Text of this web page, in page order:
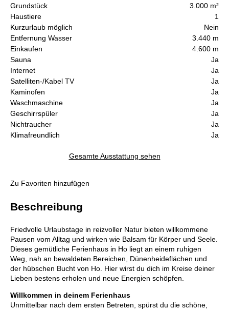
Grundstück
3.000 m²
Haustiere
1
Kurzurlaub möglich
Nein
Entfernung Wasser
3.440 m
Einkaufen
4.600 m
Sauna
Ja
Internet
Ja
Satelliten-/Kabel TV
Ja
Kaminofen
Ja
Waschmaschine
Ja
Geschirrspüler
Ja
Nichtraucher
Ja
Klimafreundlich
Ja
Gesamte Ausstattung sehen
Zu Favoriten hinzufügen
Beschreibung
Friedvolle Urlaubstage in reizvoller Natur bieten willkommene
Pausen vom Alltag und wirken wie Balsam für Körper und Seele.
Dieses gemütliche Ferienhaus in Ho liegt an einem ruhigen
Weg, nah an bewaldeten Bereichen, Dünenheideflächen und
der hübschen Bucht von Ho. Hier wirst du dich im Kreise deiner
Lieben bestens erholen und neue Energien schöpfen.
Willkommen in deinem Ferienhaus
Unmittelbar nach dem ersten Betreten, spürst du die schöne,